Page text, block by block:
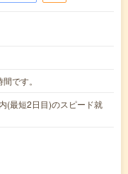
です。
(最短2日目)のスピード就